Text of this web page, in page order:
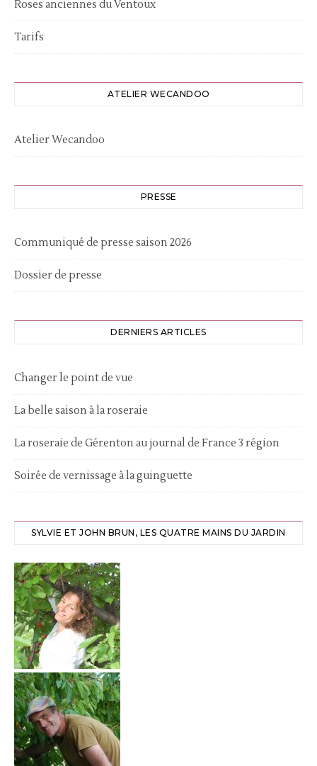
Roses anciennes du Ventoux
Tarifs
ATELIER WECANDOO
Atelier Wecandoo
PRESSE
Communiqué de presse saison 2026
Dossier de presse
DERNIERS ARTICLES
Changer le point de vue
La belle saison à la roseraie
La roseraie de Gérenton au journal de France 3 région
Soirée de vernissage à la guinguette
SYLVIE ET JOHN BRUN, LES QUATRE MAINS DU JARDIN